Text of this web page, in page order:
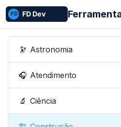
🔭 Astronomia
🎧 Atendimento
🔬 Ciência